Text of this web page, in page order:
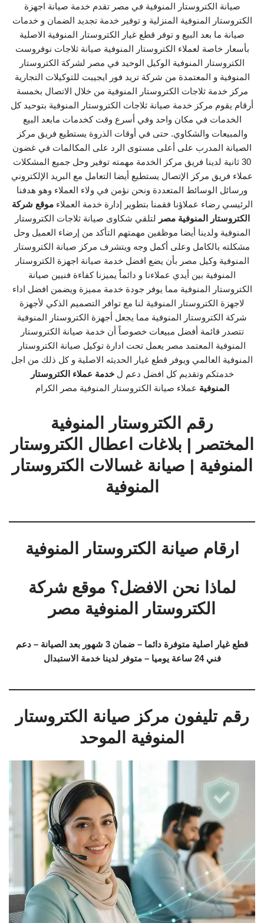
صيانة الكتروستار المنوفية في مصر تقدم خدمة صيانة اجهزة
الكتروستار المنوفية المنزلية و توفير خدمة تجديد الضمان و خدمات
صيانة ما بعد البيع و توفر قطع غيار الكتروستار المنوفية الاصلية
بأسعار خاصة لعملاء الكتروستار المنوفية صيانة ثلاجات نوفروست
الكتروستار المنوفية الوكيل الوحيد في مصر لشركة الكتروستار
المنوفية و المعتمدة من شركة تريد فور ايجيبت للتوكيلات التجارية
مركز خدمة ثلاجات الكتروستار المنوفية من خلال الاتصال بخمسة
أرقام يقوم مركز خدمة صيانة ثلاجات الكتروستار المنوفية بتوحيد كل
الخدمات في مكان واحد وفي أسرع وقت كخدمات مابعد البيع
والمبيعات والشكاوي. حتى في أوقات الذروة يستطيع فريق مركز
الصيانة المدرب على أعلى مستوى الرد على المكالمات في غضون
30 ثانية لدينا فريق مركز الخدمة مهمته توفير وحل جميع المشكلات
عملاء فريق مركز الإتصال يستطيع أيضا التعامل مع البريد الإلكتروني
ورسائل الوسائط المتعددة ونحن نؤمن في ولاء العملاء وهو هدفنا
الرئيسي رضاء عملاؤنا فقمنا بتطوير إدارة خدمة العملاءموقع شركة
الكتروستار المنوفية مصر لتلقي شكاوى صيانة ثلاجات الكتروستار
المنوفية ولدينا أيضا موظفين مهمتهم التأكد من إرضاء العميل وحل
مشكلته بالكامل وعلى أكمل وجه ويتشرف مركز صيانة الكتروستار
المنوفية وكيل مصر بأن يضع افضل خدمة صيانة اجهزة الكتروستار
المنوفية بين أيدي عملاءنا و دائماً يميزنا كفاءة فنيين صيانة
الكتروستار المنوفية مما يوفر جودة خدمة مميزة ويضمن افضل اداء
لاجهزة الكتروستار المنوفية لنا مع توافر التصميم الذكي لأجهزة
شركة الكتروستار المنوفية مما يجعل أجهزة الكتروستار المنوفية
تتصدر قائمة أفضل مبيعات خصوصاً أن خدمة صيانة الكتروستار
المنوفية المعتمد مصر يعمل تحت ادارة توكيل صيانة الكتروستار
المنوفية العالمي ويوفر قطع غيار الحديثه الاصلية و كل ذلك من اجل
خدمتكم وتقديم كل افضل دعم لخدمة عملاء الكتروستار
المنوفية عملاء صيانة الكتروستار المنوفية مصر الكرام
رقم الكتروستار المنوفية
المختصر | بلاغات اعطال الكتروستار
المنوفية | صيانة غسالات الكتروستار
المنوفية
ارقام صيانة الكتروستار المنوفية
لماذا نحن الافضل؟ موقع شركة
الكتروستار المنوفية مصر
قطع غيار اصلية متوفرة دائما – ضمان 3 شهور بعد الصيانة – دعم
فني 24 ساعة يوميا – متوفر لدينا خدمة الاستبدال
رقم تليفون مركز صيانة الكتروستار
المنوفية الموحد